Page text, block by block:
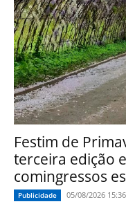
Festim de
terceira edição
comingressos
Publicidade 05/08/2026 15:36